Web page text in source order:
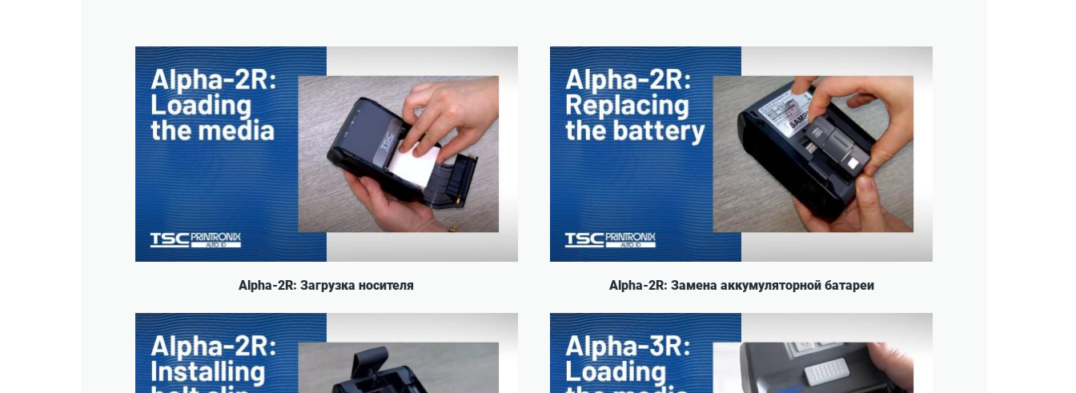
Alpha-2R: Загрузка носителя Alpha-2R: Замена аккумуляторной батареи